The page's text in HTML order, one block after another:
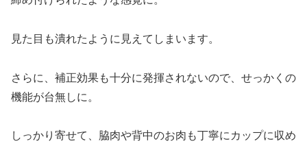
見た目も潰れたように見えてしまいます。
さらに、補正効果も十分に発揮されないので、せっかくの
機能が台無しに。
しっかり寄せて、脇肉や背中のお肉も丁寧にカップに収め